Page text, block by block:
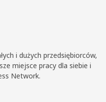
i dużych przedsiębiorców,
miejsce pracy dla siebie i
Network.